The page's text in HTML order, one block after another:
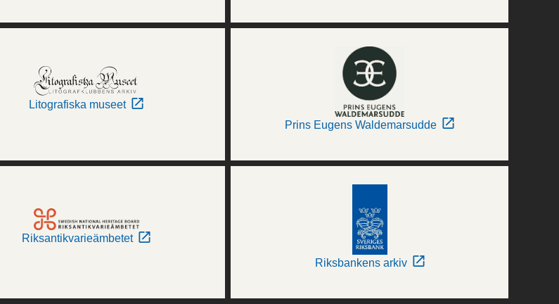
Litografiska museet
Prins Eugens Waldemarsudde
Riksantikvarieämbetet
Riksbankens arkiv